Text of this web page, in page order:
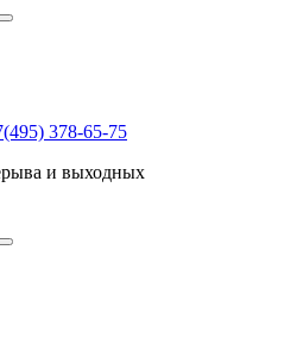
378-65-75
и выходных